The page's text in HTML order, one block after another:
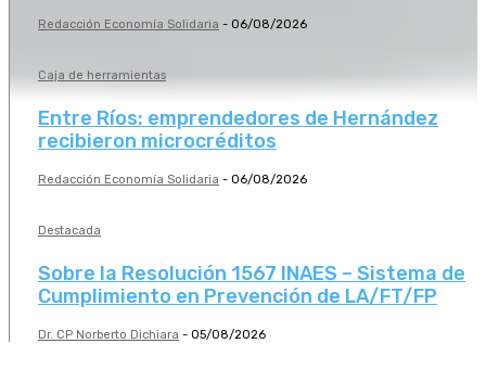
Redacción Economía Solidaria - 06/08/2026
Caja de herramientas
Entre Ríos: emprendedores de Hernández
recibieron microcréditos
Redacción Economía Solidaria - 06/08/2026
Destacada
Sobre la Resolución 1567 INAES – Sistema de
Cumplimiento en Prevención de LA/FT/FP
Dr. CP Norberto Dichiara - 05/08/2026